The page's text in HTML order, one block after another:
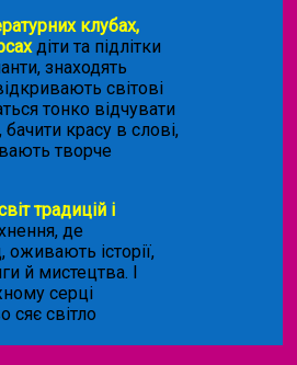
клубах,
діти та підлітки
знаходять
світові
тонко відчувати
красу в слові,
творче
традицій і
де
оживають історії,
й мистецтва. І
серці
сяє світло